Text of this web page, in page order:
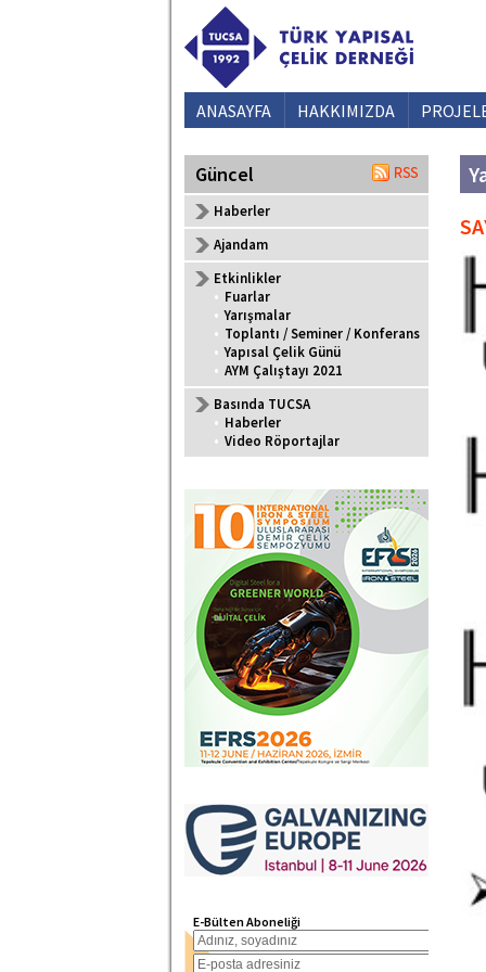
ANASAYFA HAKKIMIZDA
Güncel
Haberler
Ajandam
Etkinlikler
• Fuarlar
• Yarışmalar
• Toplantı / Seminer / Konferans
• Yapısal Çelik Günü
• AYM Çalıştayı 2021
Basında TUCSA
• Haberler
• Video Röportajlar
E-Bülten Aboneliği